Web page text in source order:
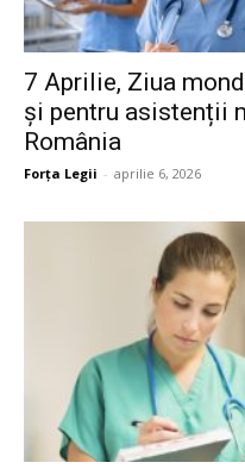
7 Aprilie, Ziua
și pentru asistenții
România
Forța Legii - aprilie 6, 2026